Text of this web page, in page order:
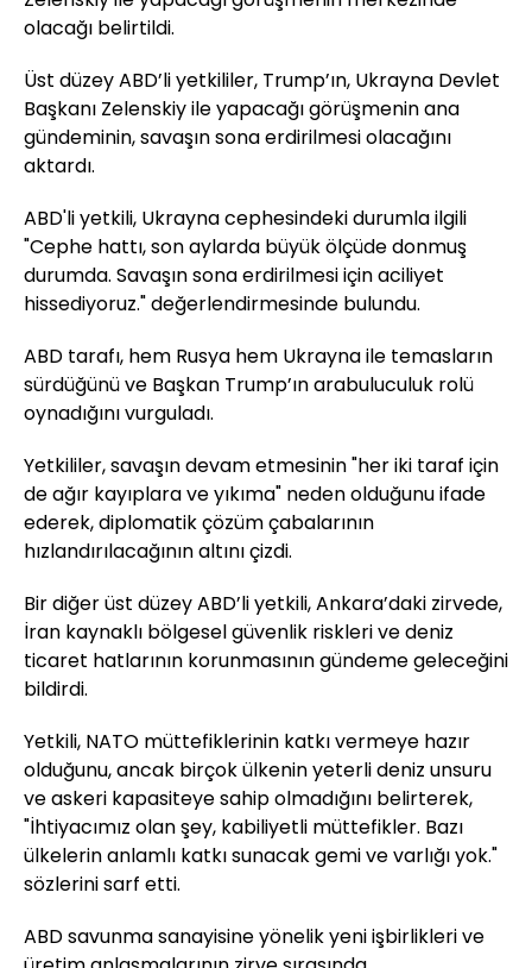
olacağı belirtildi.
Üst düzey ABD’li yetkililer, Trump’ın, Ukrayna Devlet
Başkanı Zelenskiy ile yapacağı görüşmenin ana
gündeminin, savaşın sona erdirilmesi olacağını
aktardı.
ABD'li yetkili, Ukrayna cephesindeki durumla ilgili
"Cephe hattı, son aylarda büyük ölçüde donmuş
durumda. Savaşın sona erdirilmesi için aciliyet
hissediyoruz." değerlendirmesinde bulundu.
ABD tarafı, hem Rusya hem Ukrayna ile temasların
sürdüğünü ve Başkan Trump’ın arabuluculuk rolü
oynadığını vurguladı.
Yetkililer, savaşın devam etmesinin "her iki taraf için
de ağır kayıplara ve yıkıma" neden olduğunu ifade
ederek, diplomatik çözüm çabalarının
hızlandırılacağının altını çizdi.
Bir diğer üst düzey ABD’li yetkili, Ankara’daki zirvede,
İran kaynaklı bölgesel güvenlik riskleri ve deniz
ticaret hatlarının korunmasının gündeme geleceğini
bildirdi.
Yetkili, NATO müttefiklerinin katkı vermeye hazır
olduğunu, ancak birçok ülkenin yeterli deniz unsuru
ve askeri kapasiteye sahip olmadığını belirterek,
"İhtiyacımız olan şey, kabiliyetli müttefikler. Bazı
ülkelerin anlamlı katkı sunacak gemi ve varlığı yok."
sözlerini sarf etti.
ABD savunma sanayisine yönelik yeni işbirlikleri ve